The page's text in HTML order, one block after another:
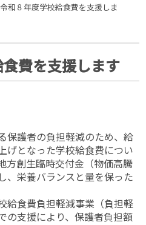
令和８年度学校給食費を支援しま
費を支援します
保護者の負担軽減のため、給
げとなった学校給食費につい
方創生臨時交付金（物価高騰
、栄養バランスと量を保った
給食費負担軽減事業（負担軽
の支援により、保護者負担額